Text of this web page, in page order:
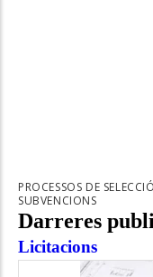
PROCESSOS DE
SUBVENCIONS
Darreres
Licitacions